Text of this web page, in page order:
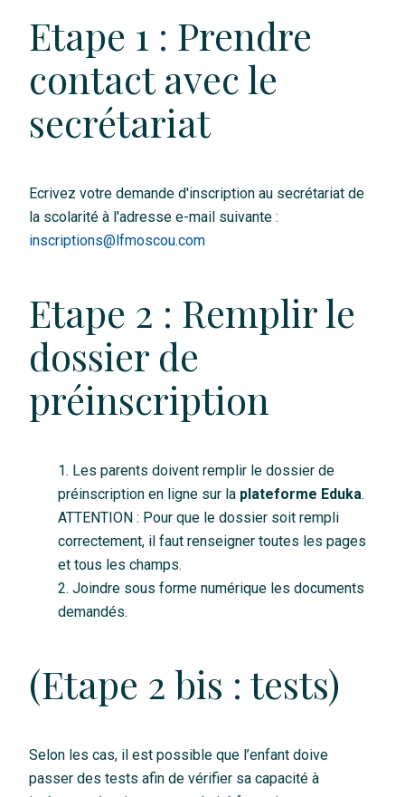
Etape 1 : Prendre
contact avec le
secrétariat
Ecrivez votre demande d'inscription au secrétariat de
la scolarité à l'adresse e-mail suivante :
inscriptions@lfmoscou.com
Etape 2 : Remplir le
dossier de
préinscription
Les parents doivent remplir le dossier de
préinscription en ligne sur la plateforme Eduka.
ATTENTION : Pour que le dossier soit rempli
correctement, il faut renseigner toutes les pages
et tous les champs.
Joindre sous forme numérique les documents
demandés.
(Etape 2 bis : tests)
Selon les cas, il est possible que l’enfant doive
passer des tests afin de vérifier sa capacité à